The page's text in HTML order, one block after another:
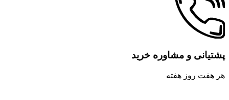
پشتیانی و مشاوره خرید
هر هفت روز هفته